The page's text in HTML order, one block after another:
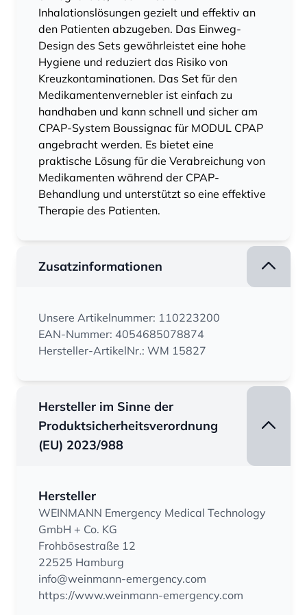
Inhalationslösungen gezielt und effektiv an
den Patienten abzugeben. Das Einweg-
Design des Sets gewährleistet eine hohe
Hygiene und reduziert das Risiko von
Kreuzkontaminationen. Das Set für den
Medikamentenvernebler ist einfach zu
handhaben und kann schnell und sicher am
CPAP-System Boussignac für MODUL CPAP
angebracht werden. Es bietet eine
praktische Lösung für die Verabreichung von
Medikamenten während der CPAP-
Behandlung und unterstützt so eine effektive
Therapie des Patienten.
Zusatzinformationen
Unsere Artikelnummer: 110223200
EAN-Nummer: 4054685078874
Hersteller-ArtikelNr.: WM 15827
Hersteller im Sinne der
Produktsicherheitsverordnung
(EU) 2023/988
Hersteller
WEINMANN Emergency Medical Technology
GmbH + Co. KG
Frohbösestraße 12
22525 Hamburg
info@weinmann-emergency.com
https://www.weinmann-emergency.com